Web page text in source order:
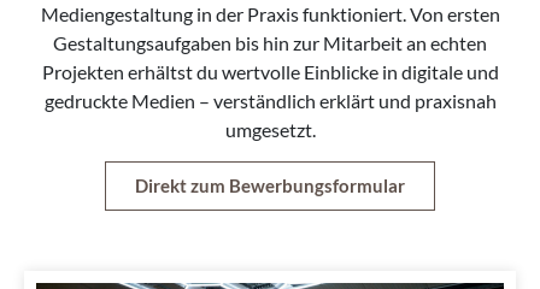
Mediengestaltung in der Praxis funktioniert. Von ersten
Gestaltungsaufgaben bis hin zur Mitarbeit an echten
Projekten erhältst du wertvolle Einblicke in digitale und
gedruckte Medien – verständlich erklärt und praxisnah
umgesetzt.
Direkt zum Bewerbungsformular